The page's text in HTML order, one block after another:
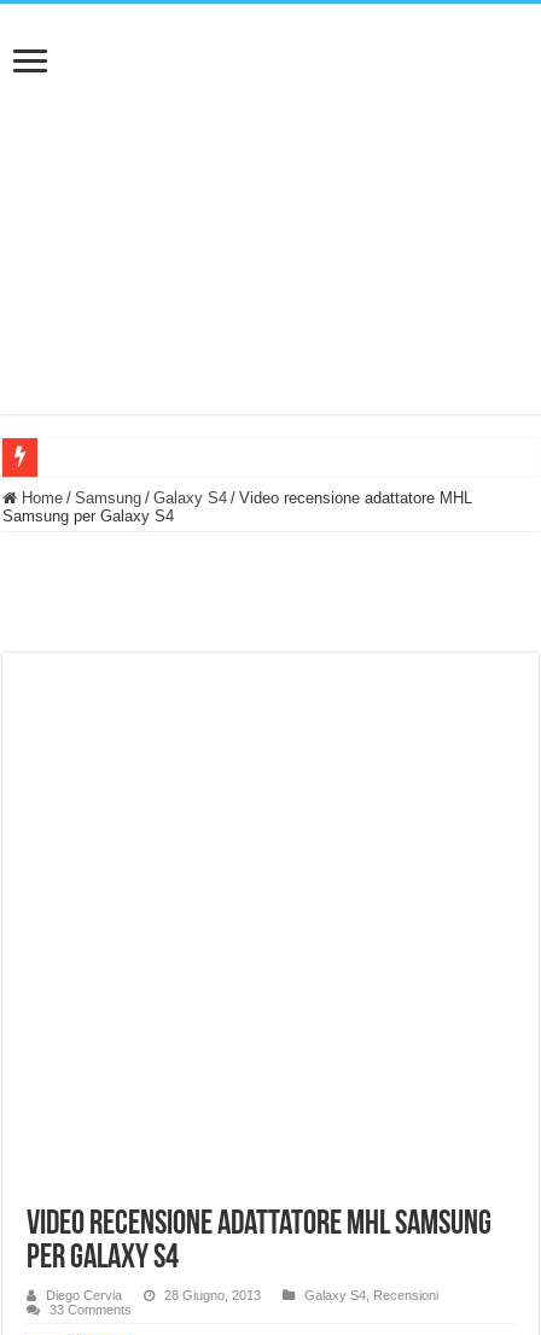
BASTA FATICARE! Questo robot tagliaerba lo appoggi e fa tutto lui! (Senza
Home / Samsung / Galaxy S4 / Video recensione adattatore MHL
Samsung per Galaxy S4
Video recensione adattatore MHL Samsung
per Galaxy S4
Diego Cervia 28 Giugno, 2013 Galaxy S4 Recensioni
33 Comments